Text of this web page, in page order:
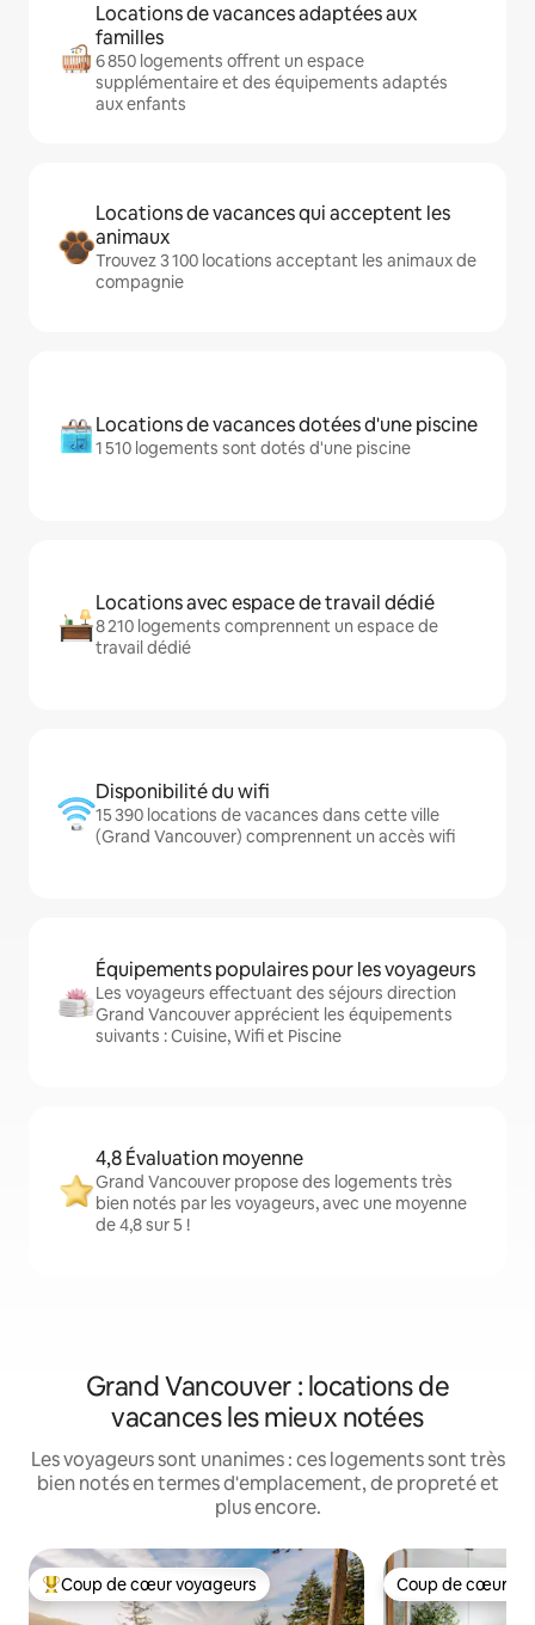
Locations de vacances adaptées aux
familles
6 850 logements offrent un espace
supplémentaire et des équipements adaptés
aux enfants
Locations de vacances qui acceptent les
animaux
Trouvez 3 100 locations acceptant les animaux de
compagnie
Locations de vacances dotées d'une piscine
1 510 logements sont dotés d'une piscine
Locations avec espace de travail dédié
8 210 logements comprennent un espace de
travail dédié
Disponibilité du wifi
15 390 locations de vacances dans cette ville
(Grand Vancouver) comprennent un accès wifi
Équipements populaires pour les voyageurs
Les voyageurs effectuant des séjours direction
Grand Vancouver apprécient les équipements
suivants : Cuisine, Wifi et Piscine
4,8 Évaluation moyenne
Grand Vancouver propose des logements très
bien notés par les voyageurs, avec une moyenne
de 4,8 sur 5 !
Grand Vancouver : locations de
vacances les mieux notées
Les voyageurs sont unanimes : ces logements sont très
bien notés en termes d'emplacement, de propreté et
plus encore.
Coups de cœur voyageurs les plus appréciés
Coup de cœur voyageurs Coup de cœur
Coup de cœur